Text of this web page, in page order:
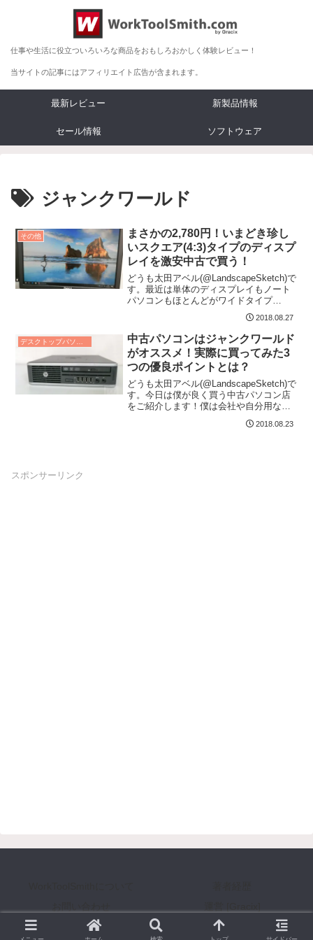
仕事や生活に役立ついろいろな商品をおもしろおかしく体験レビュー！
当サイトの記事にはアフィリエイト広告が含まれます。
最新レビュー 新製品情報
セール情報 ソフトウェア
ジャンクワールド
その他
まさかの2,780円！いまどき珍し
いスクエア(4:3)タイプのディスプ
レイを激安中古で買う！
どうも太田アベル(@LandscapeSketch)で
す。最近は単体のディスプレイもノート
パソコンもほとんどがワイドタイプ
（16:9、16:10など）になってい...
2018.08.27
中古パソコンはジャンクワールド
がオススメ！実際に買ってみた3
つの優良ポイントとは？
どうも太田アベル(@LandscapeSketch)で
す。今日は僕が良く買う中古パソコン店
をご紹介します！僕は会社や自分用な
ど、年間何台も中古パソコンを買って
2018.08.23
スポンサーリンク
Copyright © 2008-2026 WorkToolSmith [ワークツールスミス] All Rights Reserved.